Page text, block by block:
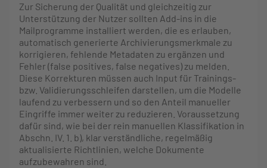
Zur Sicherung der Qualität und gleichzeitig zur
Unterstützung der Nutzer sollten Add-ins in die
Mailprogramme installiert werden, die es erlauben,
automatisch generierte Archivierungsmerkmale zu
korrigieren, fehlende Metadaten zu ergänzen und
Fehler (false positives, false negatives) zu melden.
Diese Korrekturen müssen auch Input für Trainings-
bzw. Validierungsschleifen darstellen, um die Modelle
laufend zu verbessern und so den Anteil manueller
Eingriffe immer weiter zu reduzieren. Voraussetzung
dafür sind, wie bei der rein manuellen Klassifikation in
Abschn. IV. 1. b), klar verständliche, regelmäßig
aktualisierte Richtlinien, welche Dokumente
aufzubewahren sind.